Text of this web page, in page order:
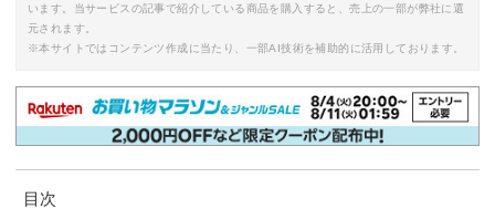
います。当サービスの記事で紹介している商品を購入すると、売上の一部が弊社に還
元されます。
※本サイトではコンテンツ作成に当たり、一部AI技術を補助的に活用しております。
目次